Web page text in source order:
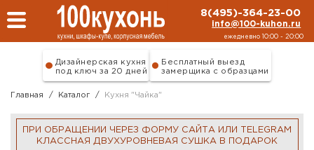
Перейти к основному содержанию
8(495)-364-23-00
info@100-kuhon.ru
ежедневно 10:00 - 20:00
Дизайнерская кухня
под ключ за 20 дней
Бесплатный выезд
замерщика с образцами
Главная / Каталог / Кухня "Чайка"
ПРИ ОБРАЩЕНИИ ЧЕРЕЗ ФОРМУ САЙТА ИЛИ TELEGRAM
КЛАССНАЯ ДВУХУРОВНЕВАЯ СУШКА В ПОДАРОК